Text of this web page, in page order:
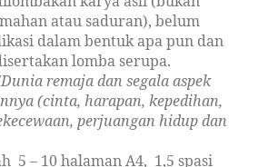
atau saduran), belum
dalam bentuk apa pun dan
lomba serupa.
remaja dan segala aspek
(cinta, harapan, kepedihan,
perjuangan hidup dan
5 – 10 halaman A4, 1,5 spasi